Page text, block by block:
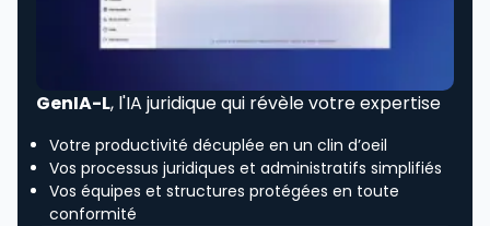
GenIA-L, l'IA juridique qui révèle votre expertise
Votre productivité décuplée en un clin d’oeil
Vos processus juridiques et administratifs simplifiés
Vos équipes et structures protégées en toute
conformité